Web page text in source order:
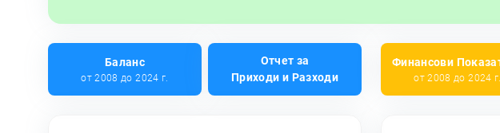
Баланс
от 2008 до 2024 г.
Отчет за
Приходи и Разходи
Финансови
от 2008 до 2024 г.